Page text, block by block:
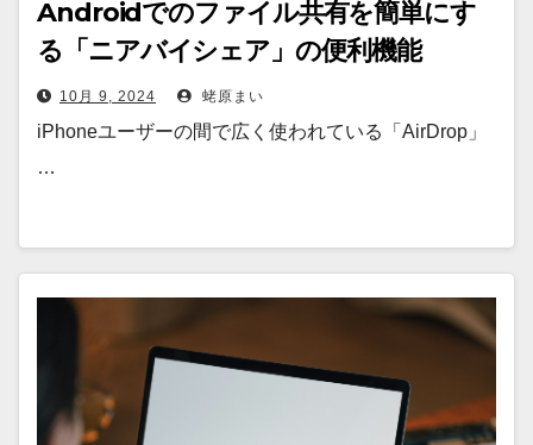
Androidでのファイル共有を簡単にす
る「ニアバイシェア」の便利機能
10月 9, 2024 蛯原まい
iPhoneユーザーの間で広く使われている「AirDrop」
…